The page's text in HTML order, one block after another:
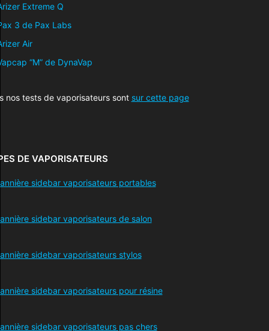
Extreme Q
3 de Pax Labs
Air
“M” de DynaVap
nos tests de vaporisateurs sont sur cette page
DE VAPORISATEURS